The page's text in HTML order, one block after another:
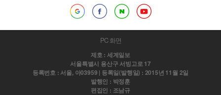
PC 화면
제호 : 세계일보
서울특별시 용산구 서빙고로 17
등록번호 : 서울, 아03959 | 등록일(발행일) : 2015년 11월 2일
발행인 : 박정훈
편집인 : 조남규